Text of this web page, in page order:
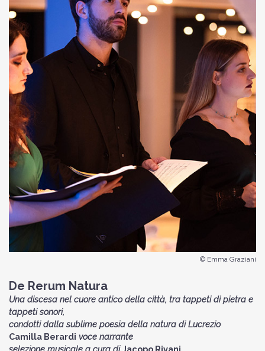
© Emma Graziani
De Rerum Natura
Una discesa nel cuore antico della città, tra tappeti di pietra e
tappeti sonori,
condotti dalla sublime poesia della natura di Lucrezio
Camilla Berardi voce narrante
selezione musicale a cura di Jacopo Rivani